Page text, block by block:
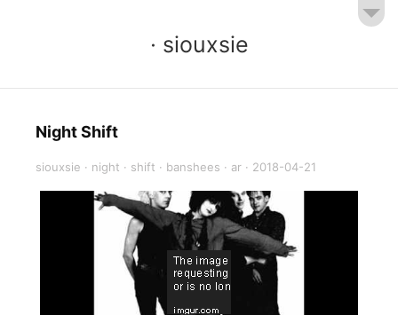
· siouxsie
Night Shift
siouxsie · night · shift · banshees · ar · 2018-04-21